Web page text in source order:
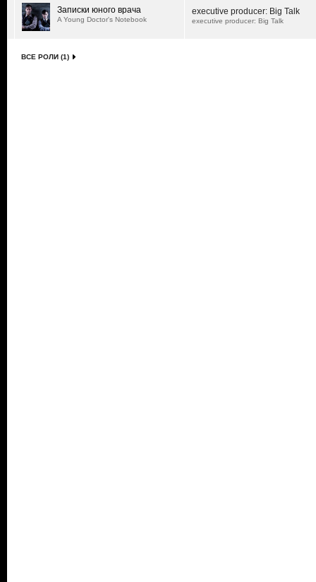
Записки юного врача
A Young Doctor's Notebook
executive producer: Big Talk
executive producer: Big Talk
ВСЕ РОЛИ (1)